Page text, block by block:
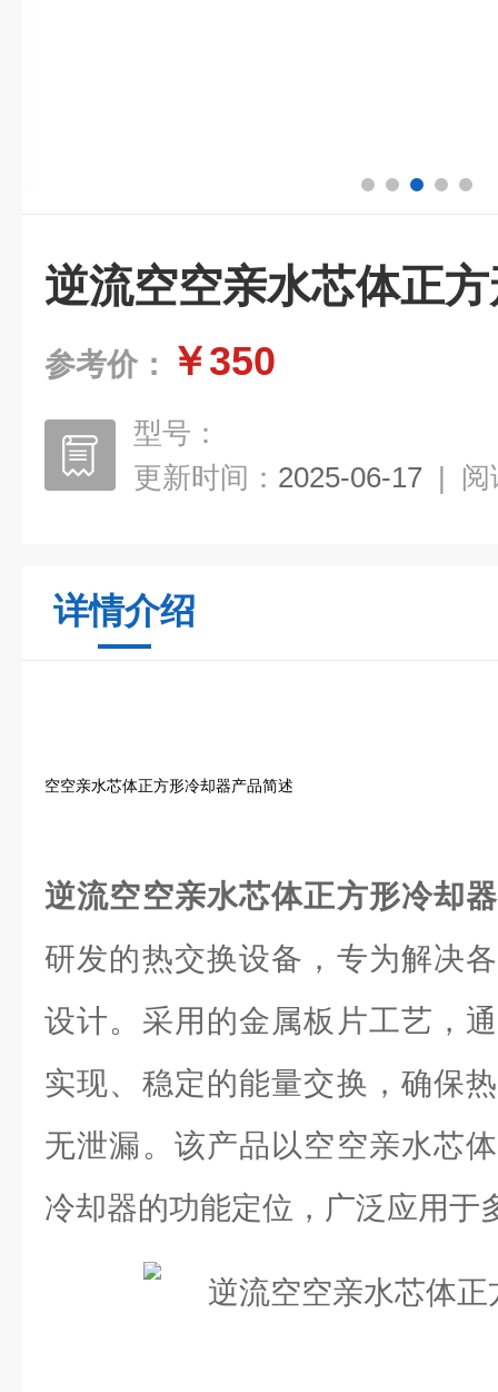
逆流空空亲水芯体正
参考价： ￥350
型号：
更新时间： 2025-06-17 | 阅
详情介绍
空空亲水芯体正方形冷却器产品简述
逆流空空亲水芯体正方形冷却器
研发的热交换设备，专为解决
设计。采用的金属板片工艺，
实现、稳定的能量交换，确保
无泄漏。该产品以空空亲水芯
冷却器的功能定位，广泛应用于